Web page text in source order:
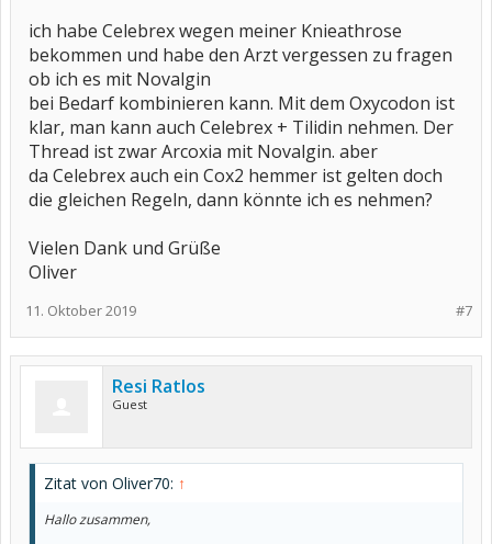
ich habe Celebrex wegen meiner Knieathrose
bekommen und habe den Arzt vergessen zu fragen
ob ich es mit Novalgin
bei Bedarf kombinieren kann. Mit dem Oxycodon ist
klar, man kann auch Celebrex + Tilidin nehmen. Der
Thread ist zwar Arcoxia mit Novalgin. aber
da Celebrex auch ein Cox2 hemmer ist gelten doch
die gleichen Regeln, dann könnte ich es nehmen?
Vielen Dank und Grüße
Oliver
#7
11. Oktober 2019
Resi Ratlos
Guest
Zitat von Oliver70: ↑
Hallo zusammen,